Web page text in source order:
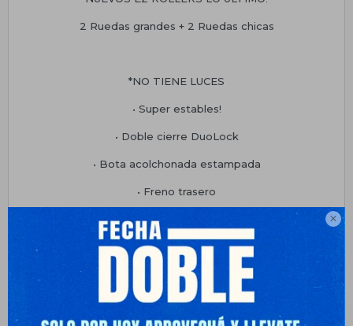

2 Ruedas grandes + 2 Ruedas chicas
*NO TIENE LUCES
• Super estables!
• Doble cierre DuoLock
• Bota acolchonada estampada
• Freno trasero
• Disponibles en color rosado y en color azul
• Extensibles talle XS (26 al 29) y S (30 al 33)
Planes de cuotas